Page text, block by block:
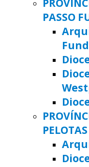
PASSO
PELOTAS